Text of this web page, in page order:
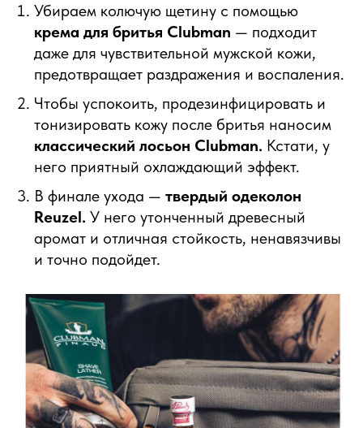
Убираем колючую щетину с помощью
крема для бритья Clubman — подходит
даже для чувствительной мужской кожи,
предотвращает раздражения и воспаления.
Чтобы успокоить, продезинфицировать и
тонизировать кожу после бритья наносим
классический лосьон Clubman. Кстати, у
него приятный охлаждающий эффект.
В финале ухода — твердый одеколон
Reuzel. У него утонченный древесный
аромат и отличная стойкость, ненавязчивы
и точно подойдет.